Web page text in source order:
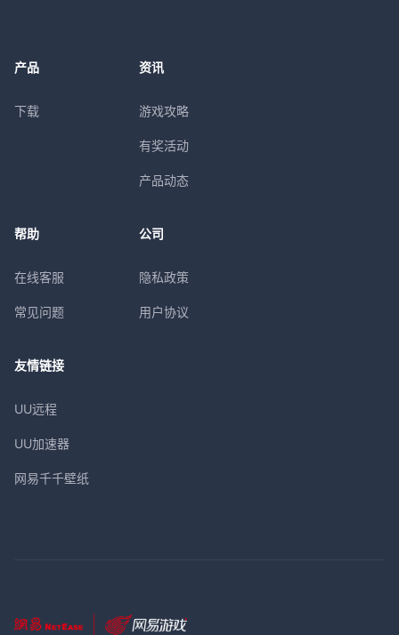
产品
下载
资讯
游戏攻略
有奖活动
产品动态
帮助
在线客服
常见问题
公司
隐私政策
用户协议
友情链接
UU远程
UU加速器
网易千千壁纸